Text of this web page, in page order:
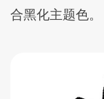
合黑化主题色。